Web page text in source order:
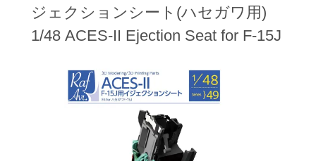
ジェクションシート(ハセガワ用)
1/48 ACES-II Ejection Seat for F-15J